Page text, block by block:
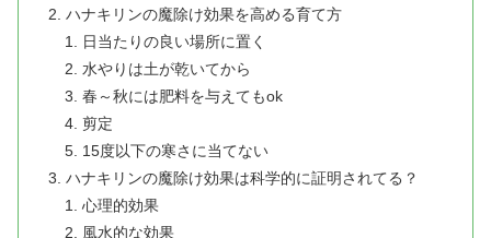
ハナキリンの魔除け効果を高める育て方
日当たりの良い場所に置く
水やりは土が乾いてから
春～秋には肥料を与えてもok
剪定
15度以下の寒さに当てない
ハナキリンの魔除け効果は科学的に証明されてる？
心理的効果
風水的な効果